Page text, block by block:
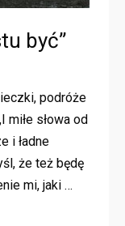
być”
podróże
miłe słowa od
i ładne
że też będę
mi, jaki …